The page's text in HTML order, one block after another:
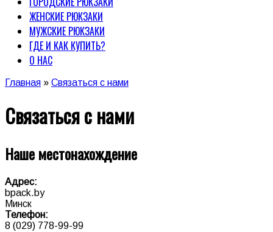
ЖЕНСКИЕ РЮКЗАКИ
МУЖСКИЕ РЮКЗАКИ
ГДЕ И КАК КУПИТЬ?
О НАС
Главная » Связаться с нами
Связаться с нами
Наше местонахождение
Адрес:
bpack.by
Минск
Телефон:
8 (029) 778-99-99